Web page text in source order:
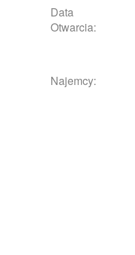
Data
Otwarcia:
Najemcy: